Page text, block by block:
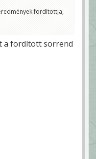
fordítottja,
a fordított sorrend